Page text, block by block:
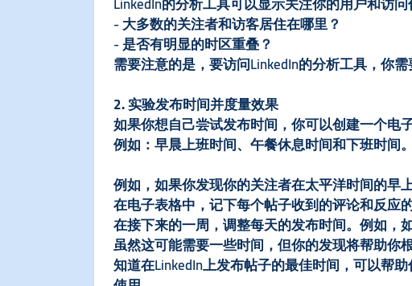
- 大多数的关注者和访客居住在哪里？
- 是否有明显的时区重叠？
需要注意的是，要访问LinkedIn的分析工具，你
2. 实验发布时间并度量效果
如果你想自己尝试发布时间，你可以创建一个电
例如：早晨上班时间、午餐休息时间和下班时间。
例如，如果你发现你的关注者在太平洋时间的早
在电子表格中，记下每个帖子收到的评论和反应
在接下来的一周，调整每天的发布时间。例如，
虽然这可能需要一些时间，但你的发现将帮助你
知道在LinkedIn上发布帖子的最佳时间，可以帮